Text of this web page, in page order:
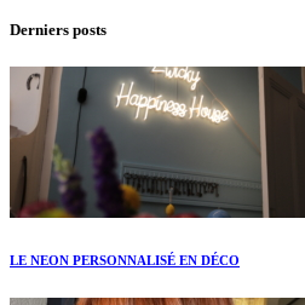
Derniers posts
LE NEON PERSONNALISÉ EN DÉCO